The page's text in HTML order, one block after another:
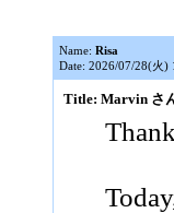
Name: Risa
Date: 2026/07/28(火)
Title: Marvin さ